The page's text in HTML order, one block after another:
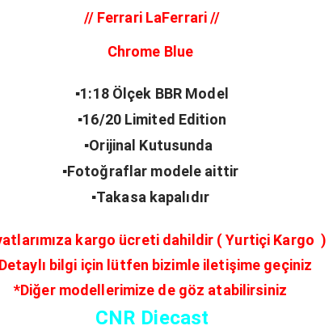
// Ferrari LaFerrari//
Chrome Blue
▪️1:18 Ölçek BBR Model
▪️16/20 Limited Edition
▪️Orijinal Kutusunda
▪️Fotoğraflar modele aittir
▪️Takasa kapalıdır
kargo ücreti dahildir ( Yurtiçi Kargo )
bilgi için lütfen bizimle iletişime geçiniz
*Diğer modellerimize de göz atabilirsiniz
CNR Diecast